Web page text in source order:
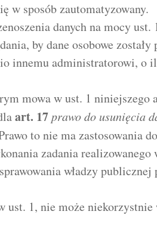
w sposób zautomatyzowany.
danych na mocy ust.
by dane osobowe zostały
innemu administratorowi, o
mowa w ust. 1 niniejszego
art. 17 prawo do usunięcia
to nie ma zastosowania
zadania realizowanego
władzy publicznej
ust. 1, nie może niekorzystnie